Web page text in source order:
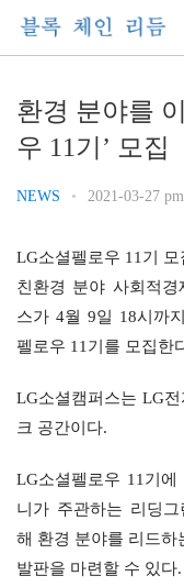
환경 분야를
우 11기’ 모집
NEWS • 2021-03-27
LG소셜펠로우 11기 모
친환경 분야 사회적
스가 4월 9일 18시까
펠로우 11기를 모집한
LG소셜캠퍼스는 LG
크 공간이다.
LG소셜펠로우 11기
니가 주관하는 리딩그
해 환경 분야를 리드하
발판을 마련할 수 있다.